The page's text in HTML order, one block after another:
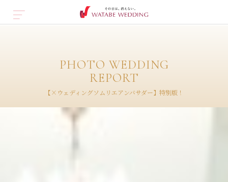
PHOTO WEDDING
REPORT
【×ウェディングソムリエアンバサダー】特別版！